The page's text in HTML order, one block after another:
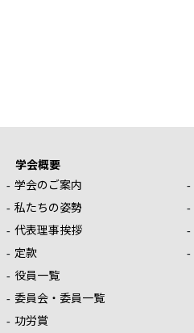
学会概要
学会のご案内
私たちの姿勢
代表理事挨拶
定款
役員一覧
委員会・委員一覧
功労賞